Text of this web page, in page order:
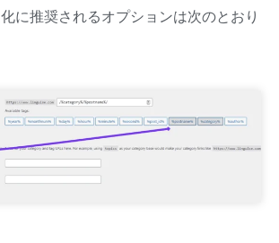
に推奨されるオプションは次のとおり